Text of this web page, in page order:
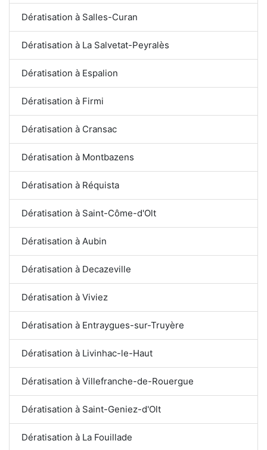
Dératisation à Salles-Curan
Dératisation à La Salvetat-Peyralès
Dératisation à Espalion
Dératisation à Firmi
Dératisation à Cransac
Dératisation à Montbazens
Dératisation à Réquista
Dératisation à Saint-Côme-d'Olt
Dératisation à Aubin
Dératisation à Decazeville
Dératisation à Viviez
Dératisation à Entraygues-sur-Truyère
Dératisation à Livinhac-le-Haut
Dératisation à Villefranche-de-Rouergue
Dératisation à Saint-Geniez-d'Olt
Dératisation à La Fouillade